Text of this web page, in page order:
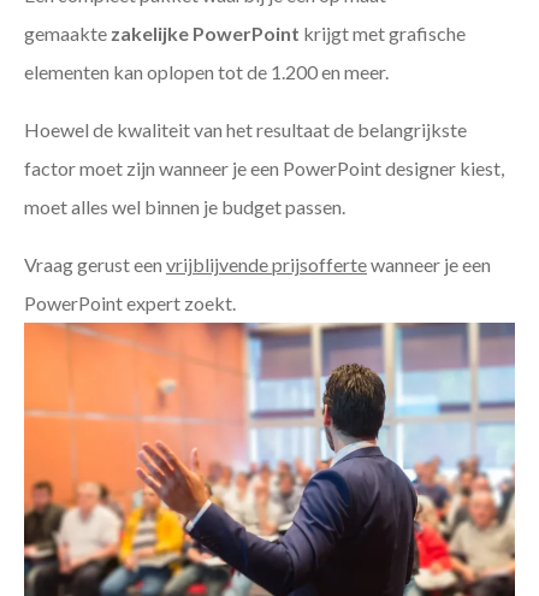
gemaakte zakelijke PowerPoint krijgt met grafische
elementen kan oplopen tot de 1.200 en meer.
Hoewel de kwaliteit van het resultaat de belangrijkste
factor moet zijn wanneer je een PowerPoint designer kiest,
moet alles wel binnen je budget passen.
Vraag gerust een vrijblijvende prijsoffertewanneer je een
PowerPoint expert zoekt.